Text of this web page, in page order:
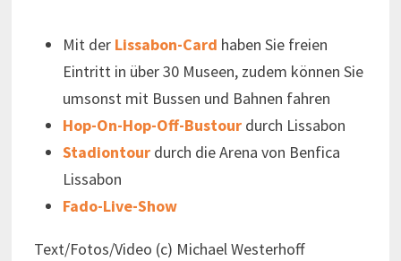
Mit der Lissabon-Card haben Sie freien
Eintritt in über 30 Museen, zudem können Sie
umsonst mit Bussen und Bahnen fahren
Hop-On-Hop-Off-Bustourdurch Lissabon
Stadiontourdurch die Arena von Benfica
Lissabon
Fado-Live-Show
Text/Fotos/Video (c) Michael Westerhoff